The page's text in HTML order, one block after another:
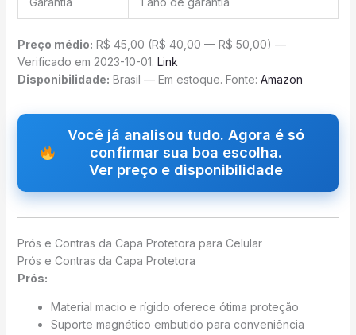
Preço médio: R$ 45,00 (R$ 40,00 — R$ 50,00) —
Verificado em 2023-10-01. Link
Disponibilidade: Brasil — Em estoque. Fonte: Amazon
Você já analisou tudo. Agora é só
confirmar sua boa escolha.
Ver preço e disponibilidade
Prós e Contras da Capa Protetora para Celular
Prós e Contras da Capa Protetora
Prós:
Material macio e rígido oferece ótima proteção
Suporte magnético embutido para conveniência